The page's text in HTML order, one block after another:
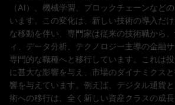
（AI）、機械学習、ブロックチェーンなど
います。この変化は、新しい技術の導入だ
な移動を伴い、専門家は従来の技術職から
ィ、データ分析、テクノロジー主導の金融
専門的な職種へと移行しています。これは
に甚大な影響を与え、市場のダイナミクス
響を与えています。例えば、デジタル通貨
術への移行は、全く新しい資産クラスの成